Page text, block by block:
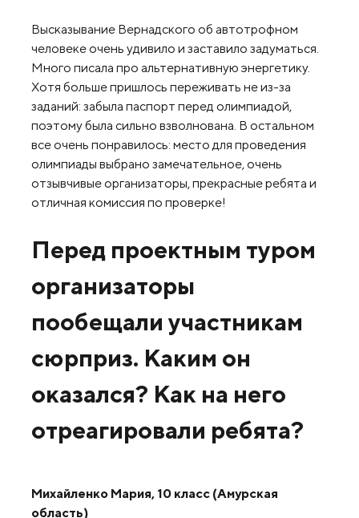
Высказывание Вернадского об автотрофном
человеке очень удивило и заставило задуматься.
Много писала про альтернативную энергетику.
Хотя больше пришлось переживать не из-за
заданий: забыла паспорт перед олимпиадой,
поэтому была сильно взволнована. В остальном
все очень понравилось: место для проведения
олимпиады выбрано замечательное, очень
отзывчивые организаторы, прекрасные ребята и
отличная комиссия по проверке!
Перед проектным туром
организаторы
пообещали участникам
сюрприз. Каким он
оказался? Как на него
отреагировали ребята?
Михайленко Мария, 10 класс (Амурская
область)